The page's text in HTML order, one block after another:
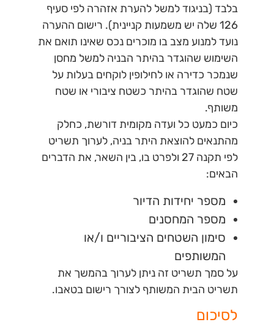
בלבד (בניגוד למשל להערת אזהרה לפי סעיף
126 שלה יש משמעות קניינית). רישום ההערה
נועד למנוע מצב בו מוכרים נכס שאינו תואם את
השימוש שהוגדר בהיתר הבניה למשל מחסן
שנמכר כדירה או לחילופין לוקחים בעלות על
שטח שהוגדר בהיתר כשטח ציבורי או שטח
משותף.
כיום כמעט כל ועדה מקומית דורשת, כחלק
מהתנאים להוצאת היתר בניה, לערוך תשריט
לפי תקנה 27 ולפרט בו, בין השאר, את הדברים
הבאים:
מספר יחידות הדיור
מספר המחסנים
סימון השטחים הציבוריים ו/או
המשותפים
על סמך תשריט זה ניתן לערוך בהמשך את
תשריט הבית המשותף לצורך רישום בטאבו.
לסיכום